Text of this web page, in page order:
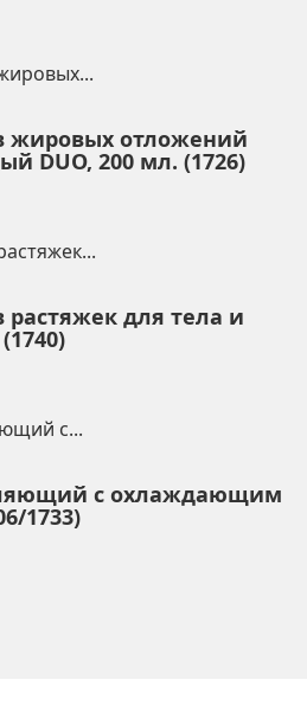
жировых отложений
DUO, 200 мл. (1726)
растяжек для тела и
с охлаждающим
1733)